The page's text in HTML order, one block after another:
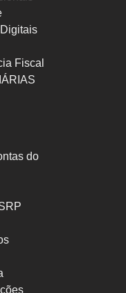
Fiscal
do